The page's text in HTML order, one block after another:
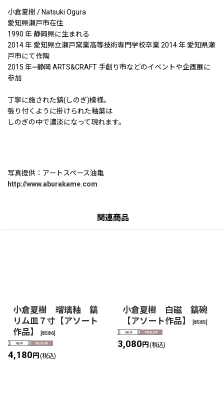
小倉夏樹 / Natsuki Ogura
愛知県瀬戸市在住
1990 年 静岡県に生まれる
2014 年 愛知県立瀬戸窯業高等技術専門学校卒業 2014 年 愛知県瀬
戸市にて作陶
2015 年~静岡 ARTS&CRAFT 手創り市などのイベントや企画展に
参加
丁寧に施された鎬(しのぎ)模様。
張り付くように掛けられた釉薬は
しのぎの中で濃淡になって現れます。
写真提供：アートスペース油亀
http://www.aburakame.com
関連商品
小倉夏樹 瑠璃釉 鎬
リム皿７寸【アソート
作品】
[8586]
4,180円 (税込)
小倉夏樹 白磁 鎬碗
【アソート作品】
[8585]
3,080円 (税込)